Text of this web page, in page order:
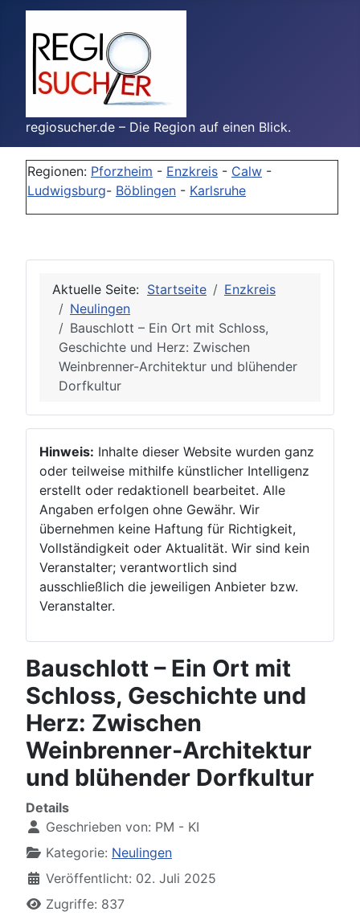
regiosucher.de – Die Region auf einen Blick.
Regionen: Pforzheim - Enzkreis - Calw -
Ludwigsburg- Böblingen - Karlsruhe
Aktuelle Seite: Startseite
Enzkreis
Neulingen
Bauschlott – Ein Ort mit Schloss,
Geschichte und Herz: Zwischen
Weinbrenner-Architektur und blühender
Dorfkultur
Hinweis: Inhalte dieser Website wurden ganz
oder teilweise mithilfe künstlicher Intelligenz
erstellt oder redaktionell bearbeitet. Alle
Angaben erfolgen ohne Gewähr. Wir
übernehmen keine Haftung für Richtigkeit,
Vollständigkeit oder Aktualität. Wir sind kein
Veranstalter; verantwortlich sind
ausschließlich die jeweiligen Anbieter bzw.
Veranstalter.
Bauschlott – Ein Ort mit
Schloss, Geschichte und
Herz: Zwischen
Weinbrenner-Architektur
und blühender Dorfkultur
Details
Geschrieben von: PM - KI
Kategorie: Neulingen
Veröffentlicht: 02. Juli 2025
Zugriffe: 837